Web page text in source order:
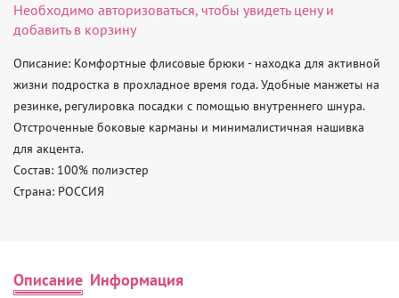
Необходимо авторизоваться, чтобы увидеть цену и
добавить в корзину
Описание: Комфортные флисовые брюки - находка для активной
жизни подростка в прохладное время года. Удобные манжеты на
резинке, регулировка посадки с помощью внутреннего шнура.
Отстроченные боковые карманы и минималистичная нашивка
для акцента.
Состав: 100% полиэстер
Страна: РОССИЯ
Описание Информация